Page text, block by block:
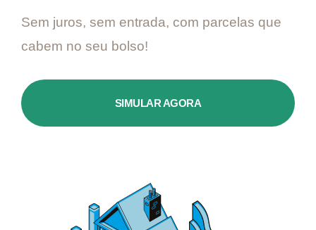
Sem juros, sem entrada, com parcelas que
cabem no seu bolso!
SIMULAR AGORA